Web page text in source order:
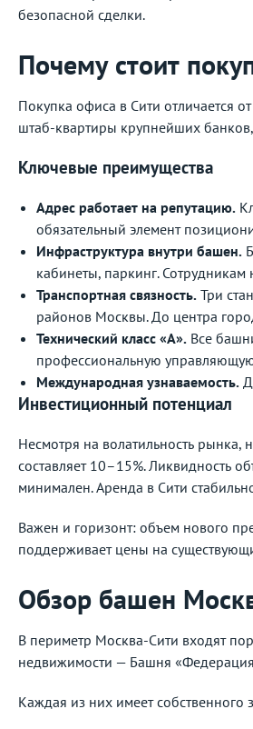
безопасной сделки.
Почему стоит
Покупка офиса в Сити отличается
штаб-квартиры крупнейших
Ключевые преимущества
Адрес работает на репутацию.
обязательный элемент
Инфраструктура внутри башен.
кабинеты, паркинг.
Транспортная связность. Три
районов Москвы. До центра
Технический класс «А». Все
профессиональную
Международная узнаваемость.
Инвестиционный потенциал
Несмотря на волатильность рынка,
составляет 10–15%. Ликвидность
минимален. Аренда в Сити
Важен и горизонт: объем нового
поддерживает цены на
Обзор башен
В периметр Москва-Сити входят
недвижимости — Башня
Каждая из них имеет